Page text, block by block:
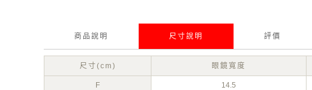
商品說明 尺寸說明 評價
尺寸(cm) 眼鏡寬度
F 14.5